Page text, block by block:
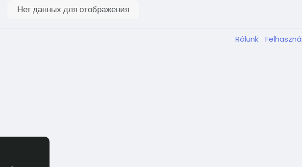
Нет данных для отображения
Rólunk